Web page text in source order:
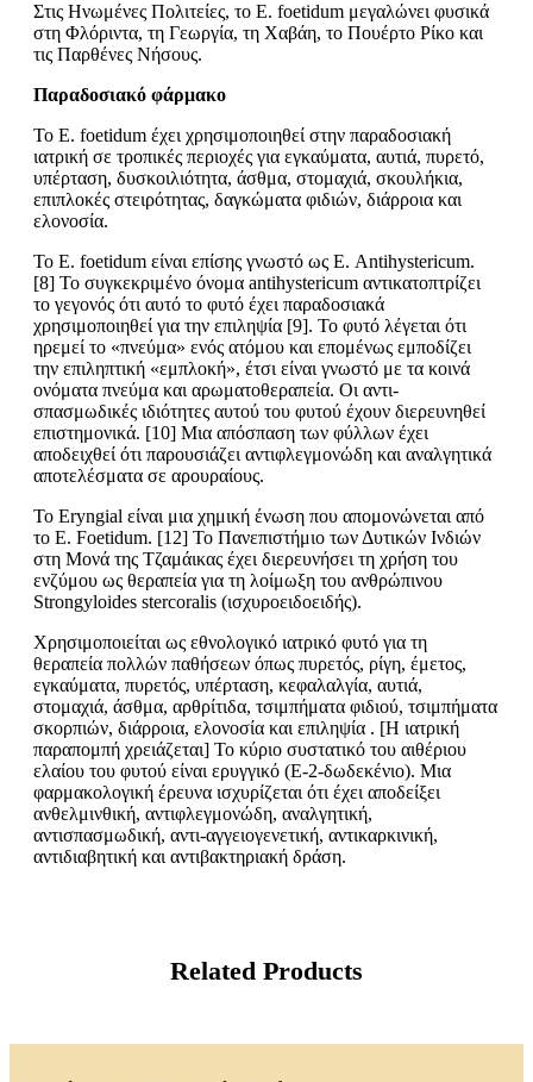
Στις Ηνωμένες Πολιτείες, το E. foetidum μεγαλώνει φυσικά
στη Φλόριντα, τη Γεωργία, τη Χαβάη, το Πουέρτο Ρίκο και
τις Παρθένες Νήσους.
Παραδοσιακό φάρμακο
Το E. foetidum έχει χρησιμοποιηθεί στην παραδοσιακή
ιατρική σε τροπικές περιοχές για εγκαύματα, αυτιά, πυρετό,
υπέρταση, δυσκοιλιότητα, άσθμα, στομαχιά, σκουλήκια,
επιπλοκές στειρότητας, δαγκώματα φιδιών, διάρροια και
ελονοσία.
Το E. foetidum είναι επίσης γνωστό ως Ε. Antihystericum.
[8] Το συγκεκριμένο όνομα antihystericum αντικατοπτρίζει
το γεγονός ότι αυτό το φυτό έχει παραδοσιακά
χρησιμοποιηθεί για την επιληψία [9]. Το φυτό λέγεται ότι
ηρεμεί το «πνεύμα» ενός ατόμου και επομένως εμποδίζει
την επιληπτική «εμπλοκή», έτσι είναι γνωστό με τα κοινά
ονόματα πνεύμα και αρωματοθεραπεία. Οι αντι-
σπασμωδικές ιδιότητες αυτού του φυτού έχουν διερευνηθεί
επιστημονικά. [10] Μια απόσπαση των φύλλων έχει
αποδειχθεί ότι παρουσιάζει αντιφλεγμονώδη και αναλγητικά
αποτελέσματα σε αρουραίους.
Το Eryngial είναι μια χημική ένωση που απομονώνεται από
το Ε. Foetidum. [12] Το Πανεπιστήμιο των Δυτικών Ινδιών
στη Μονά της Τζαμάικας έχει διερευνήσει τη χρήση του
ενζύμου ως θεραπεία για τη λοίμωξη του ανθρώπινου
Strongyloides stercoralis (ισχυροειδοειδής).
Χρησιμοποιείται ως εθνολογικό ιατρικό φυτό για τη
θεραπεία πολλών παθήσεων όπως πυρετός, ρίγη, έμετος,
εγκαύματα, πυρετός, υπέρταση, κεφαλαλγία, αυτιά,
στομαχιά, άσθμα, αρθρίτιδα, τσιμπήματα φιδιού, τσιμπήματα
σκορπιών, διάρροια, ελονοσία και επιληψία . [Η ιατρική
παραπομπή χρειάζεται] Το κύριο συστατικό του αιθέριου
ελαίου του φυτού είναι ερυγγικό (Ε-2-δωδεκένιο). Μια
φαρμακολογική έρευνα ισχυρίζεται ότι έχει αποδείξει
ανθελμινθική, αντιφλεγμονώδη, αναλγητική,
αντισπασμωδική, αντι-αγγειογενετική, αντικαρκινική,
αντιδιαβητική και αντιβακτηριακή δράση.
Related Products